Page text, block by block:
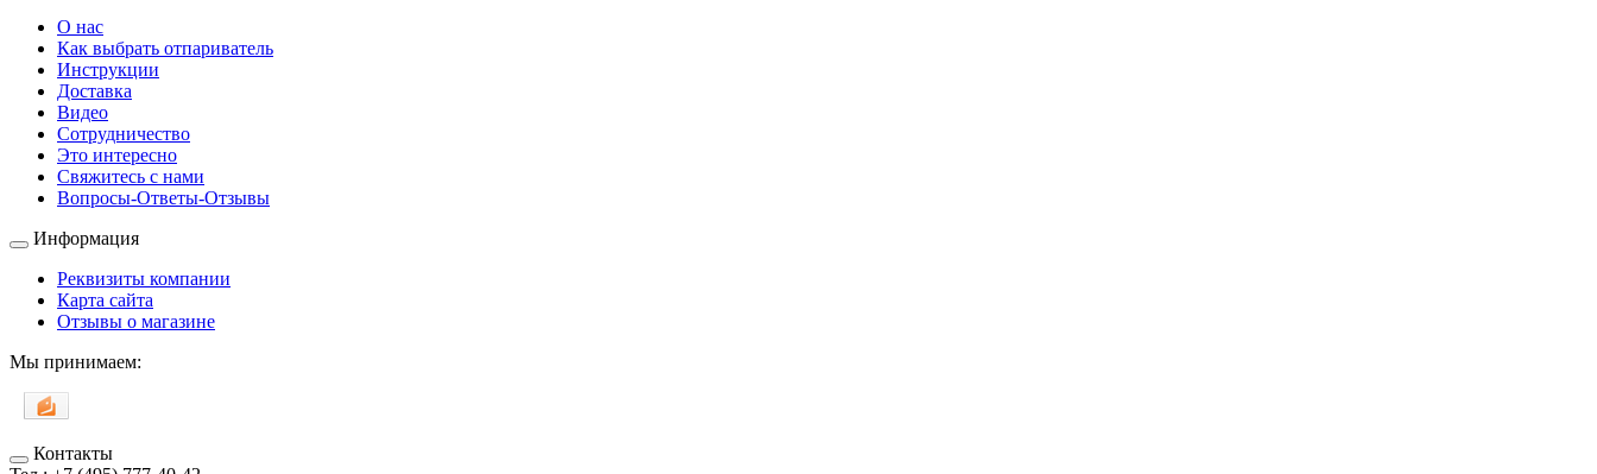
О нас
Как выбрать отпариватель
Инструкции
Доставка
Видео
Сотрудничество
Это интересно
Свяжитесь с нами
Вопросы-Ответы-Отзывы
Информация
Реквизиты компании
Карта сайта
Отзывы о магазине
Мы принимаем:
Контакты